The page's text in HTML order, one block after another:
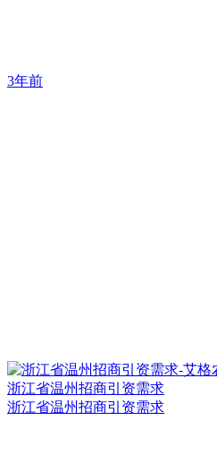
3年前
浙江省温州招商引资需求
浙江省温州招商引资需求